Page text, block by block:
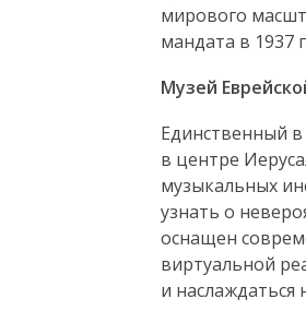
мирового
мандата в 1937
Музей
Единственный
в центре
музыкальных
узнать о
оснащен
виртуальной
и